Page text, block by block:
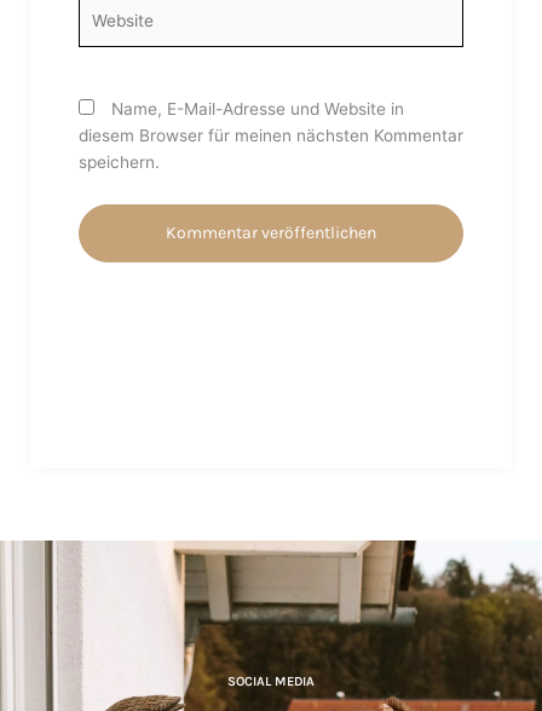
Name, E-Mail-Adresse und Website in
diesem Browser für meinen nächsten Kommentar
speichern.
SOCIAL MEDIA